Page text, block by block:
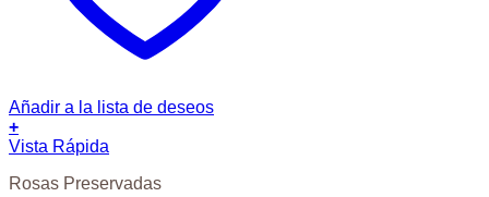
Añadir a la lista de deseos
+
Vista Rápida
Rosas Preservadas